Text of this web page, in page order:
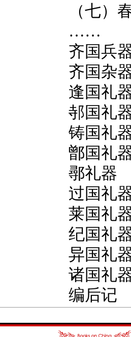
（七）
……
齐国兵
齐国杂
逢国礼
邿国礼
铸国礼
鄫国礼
鄩礼器
过国礼
莱国礼
纪国礼
异国礼
诸国礼
编后记